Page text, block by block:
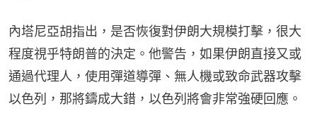
內塔尼亞胡指出，是否恢復對伊朗大規模打擊，很大
程度視乎特朗普的決定。他警告，如果伊朗直接又或
通過代理人，使用彈道導彈、無人機或致命武器攻擊
以色列，那將鑄成大錯，以色列將會非常強硬回應。